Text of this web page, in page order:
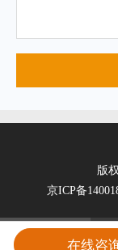
版
京ICP备
在线咨